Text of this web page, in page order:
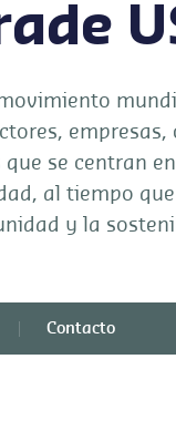
empresas,
se centran
al tiempo
y la
Contacto